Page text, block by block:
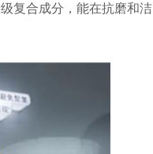
复合成分，能在抗磨和洁